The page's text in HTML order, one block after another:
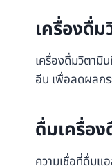
เครื่องดื่
เครื่องดื่มวิตามิ
อีน เพื่อลดผลกร
ดื่มเครื่อ
ความเชื่อที่ดื่มแ